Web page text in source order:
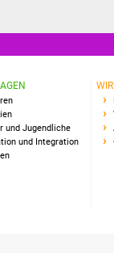
und Jugendliche
und Integration